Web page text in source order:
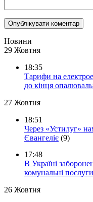
Новини
29 Жовтня
18:35
Тарифи на
до кінця
27 Жовтня
18:51
Через «Устилуг»
Євангеліє (9)
17:48
В Україні
комунальні
26 Жовтня